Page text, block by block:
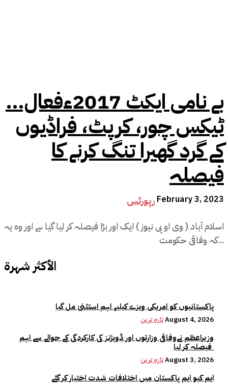
بے نامی ایکٹ 2017ءفعال…
ٹیکس چور، کرپٹ، فراڈیوں
کے گرد گھیرا تنگ کرنے کا
فیصلہ
رپورٹس February 3, 2023
اسلام آباد ( وی او پی نیوز ) ایک اور بڑا فیصلہ کر لیا گیا ہے اور وہ یہ
کہ وفاقی حکومت...
الأكثر شهرة
پاکستانیوں کو امریکی ویزے کیلیے اہم استثنیٰ مل گیا
تازہ ترینAugust 4, 2026
وزیراعظم نےوفاقی وزارتوں اور ڈویژنز کی کارکردگی کے حوالے سے اہم
تازہ ترینAugust 3, 2026
ایم کیو ایم پاکستان میں اختلافات شدت اختیار کر گئے